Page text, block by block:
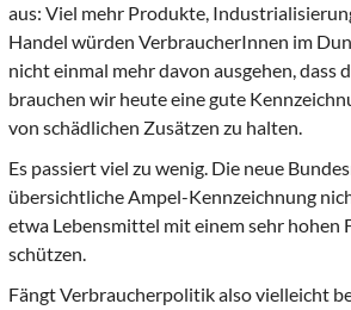
aus: Viel mehr Produkte,
Handel würden VerbraucherInnen im
nicht einmal mehr davon ausgehen, dass
brauchen wir heute eine gute
von schädlichen Zusätzen zu halten.
Es passiert viel zu wenig. Die neue
übersichtliche Ampel-Kennzeichnung
etwa Lebensmittel mit einem sehr hohen
schützen.
Fängt Verbraucherpolitik also vielleicht